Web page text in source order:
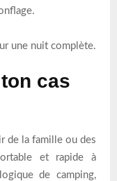
une nuit complète.
cas
de la famille ou des
et rapide à
de camping,